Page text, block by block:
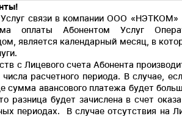
связи в компании ООО «НЭТКОМ»
оплаты Абонентом Услуг
является календарный месяц, в
с Лицевого счета Абонента
расчетного периода. В случае,
сумма авансового платежа будет
разница будет зачислена в счет
периодах. В случае отсутствия на